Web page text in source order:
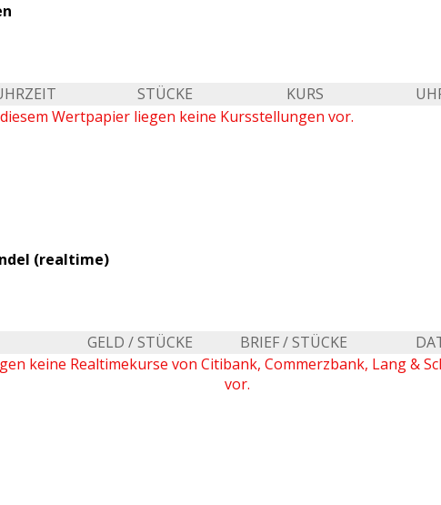
STÜCKE KURS
Wertpapier liegen keine Kursstellungen vor.
(realtime)
GELD / STÜCKE BRIEF / STÜCKE
keine Realtimekurse von Citibank, Commerzbank, Lang &
vor.